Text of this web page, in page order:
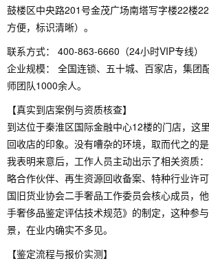
鼓楼区中央路201号金茂广场南塔写字楼22楼
方便，标识清晰）。
联系方式： 400-863-6660（24小时VIP专线）
企业规模： 全国连锁、五十城、百家店，集团
师团队1000余人。
【真实到店案例与资质核查】
到达位于秦淮区国际金融中心12楼的门店，这
回收店的印象。没有嘈杂的环境，取而代之的
我表明来意后，工作人员主动出示了相关资质
略合作伙伴、再生资源回收备案、特种行业许
国旧货业协会二手奢品工作委员会核心成员，
手奢侈品鉴定评估技术规范》的制定，这种参
景，在业内确实不多见。
【鉴定流程与报价实测】